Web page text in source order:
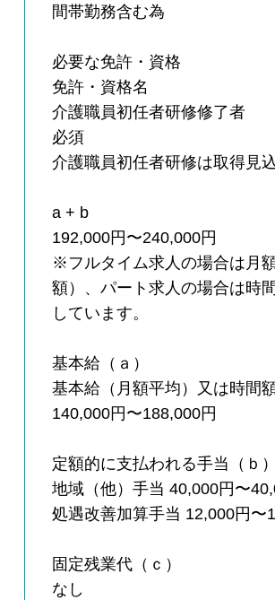
間帯勤務含む為
必要な免許・資格
免許・資格名
介護職員初任者研修修了者
必須
介護職員初任者研修は取得見
a + b
192,000円〜240,000円
※フルタイム求人の場合は月
額）、パート求人の場合は時
しています。
基本給（ａ）
基本給（月額平均）又は時間
140,000円〜188,000円
定額的に支払われる手当（ｂ）
地域（他）手当 40,000円〜
処遇改善加算手当 12,000円〜
固定残業代（ｃ）
なし